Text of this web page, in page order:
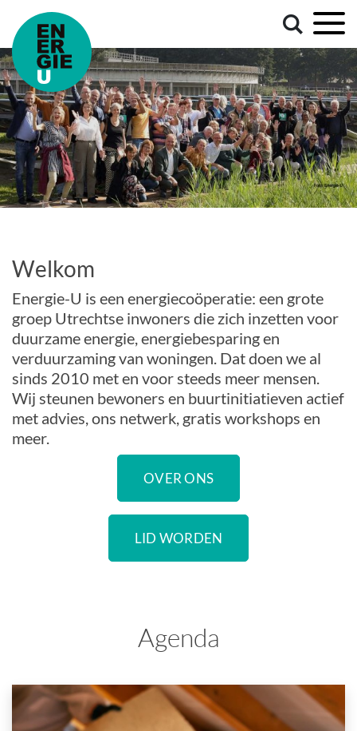
Welkom
Energie-U is een energiecoöperatie: een grote
groep Utrechtse inwoners die zich inzetten voor
duurzame energie, energiebesparing en
verduurzaming van woningen. Dat doen we al
sinds 2010 met en voor steeds meer mensen.
Wij steunen bewoners en buurtinitiatieven actief
met advies, ons netwerk, gratis workshops en
meer.
OVER ONS
LID WORDEN
Agenda